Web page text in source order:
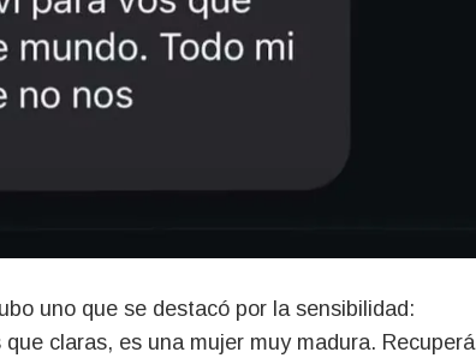
uno que se destacó por la sensibilidad:
claras, es una mujer muy madura. Recuperá